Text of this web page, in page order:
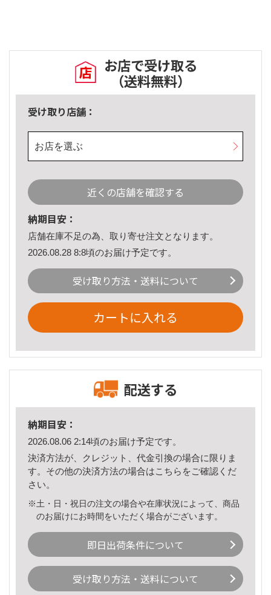
お店で受け取る
（送料無料）
受け取り店舗：
お店を選ぶ
近くの店舗を確認する
納期目安：
店舗在庫不足の為、取り寄せ注文となります。
2026.08.28 8:8頃のお届け予定です。
受け取り方法・送料について
カートに入れる
配送する
納期目安：
2026.08.06 2:14頃のお届け予定です。
決済方法が、クレジット、代金引換の場合に限りま
す。その他の決済方法の場合はこちら をご確認くだ
さい。
※土・日・祝日の注文の場合や在庫状況によって、商品
のお届けにお時間をいただく場合がございます。
即日出荷条件について
受け取り方法・送料について